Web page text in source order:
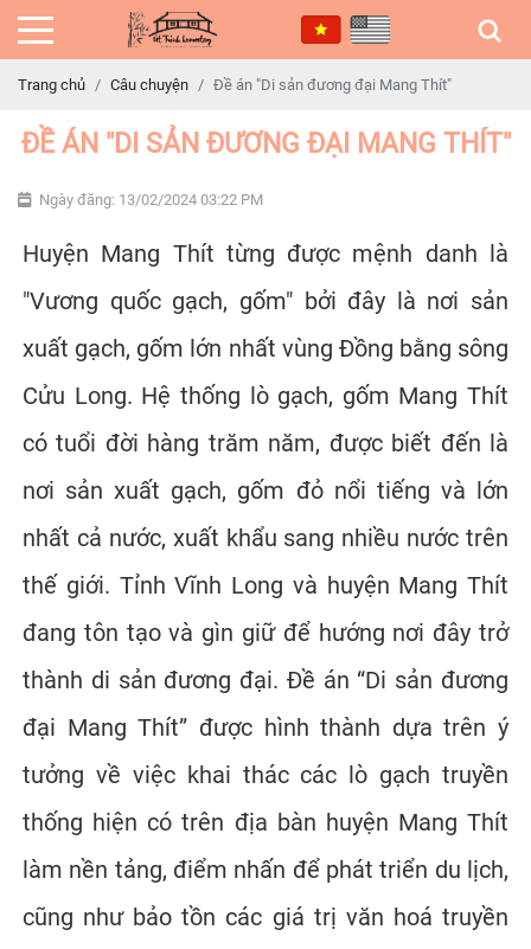
Trang chủ Câu chuyện Đề án "Di sản đương đại Mang Thít"
ĐỀ ÁN "DI SẢN ĐƯƠNG ĐẠI MANG THÍT"
Ngày đăng: 13/02/2024 03:22 PM
Huyện Mang Thít từng được mệnh danh là
"Vương quốc gạch, gốm" bởi đây là nơi sản
xuất gạch, gốm lớn nhất vùng Đồng bằng sông
Cửu Long. Hệ thống lò gạch, gốm Mang Thít
có tuổi đời hàng trăm năm, được biết đến là
nơi sản xuất gạch, gốm đỏ nổi tiếng và lớn
nhất cả nước, xuất khẩu sang nhiều nước trên
thế giới. Tỉnh Vĩnh Long và huyện Mang Thít
đang tôn tạo và gìn giữ để hướng nơi đây trở
thành di sản đương đại. Đề án “Di sản đương
đại Mang Thít” được hình thành dựa trên ý
tưởng về việc khai thác các lò gạch truyền
thống hiện có trên địa bàn huyện Mang Thít
làm nền tảng, điểm nhấn để phát triển du lịch,
cũng như bảo tồn các giá trị văn hoá truyền